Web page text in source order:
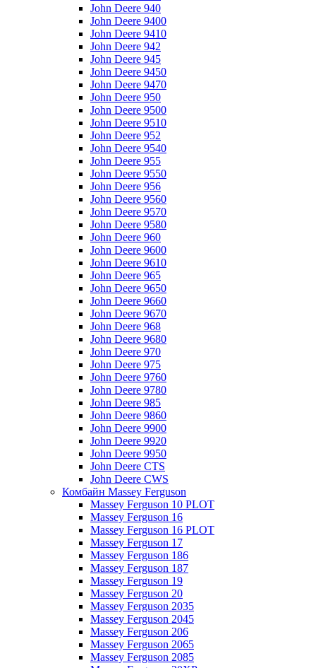
John Deere 940
John Deere 9400
John Deere 9410
John Deere 942
John Deere 945
John Deere 9450
John Deere 9470
John Deere 950
John Deere 9500
John Deere 9510
John Deere 952
John Deere 9540
John Deere 955
John Deere 9550
John Deere 956
John Deere 9560
John Deere 9570
John Deere 9580
John Deere 960
John Deere 9600
John Deere 9610
John Deere 965
John Deere 9650
John Deere 9660
John Deere 9670
John Deere 968
John Deere 9680
John Deere 970
John Deere 975
John Deere 9760
John Deere 9780
John Deere 985
John Deere 9860
John Deere 9900
John Deere 9920
John Deere 9950
John Deere CTS
John Deere CWS
Комбайн Massey Ferguson
Massey Ferguson 10 PLOT
Massey Ferguson 16
Massey Ferguson 16 PLOT
Massey Ferguson 17
Massey Ferguson 186
Massey Ferguson 187
Massey Ferguson 19
Massey Ferguson 20
Massey Ferguson 2035
Massey Ferguson 2045
Massey Ferguson 206
Massey Ferguson 2065
Massey Ferguson 2085